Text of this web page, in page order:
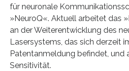
für neuronale
»NeuroQ«. Aktuell arbeitet das
an der Weiterentwicklung des
Lasersystems, das sich derzeit
Patentanmeldung befindet, und
Sensitivität.